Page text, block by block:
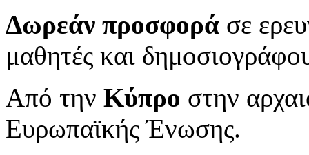
Δωρεάν προσφορά σε
μαθητές και
Από την Κύπρο στην
Ευρωπαϊκής Ένωσης.